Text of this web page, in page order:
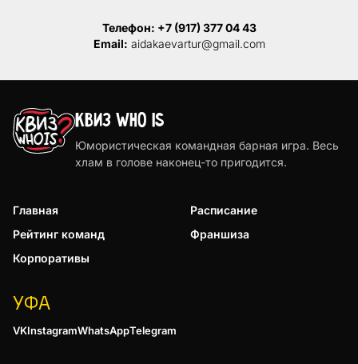
Телефон: +7 (917) 377 04 43
Email: aidakaevartur@gmail.com
КВИЗ WHO IS
Юмористическая командная барная игра. Весь
хлам в голове наконец-то пригодится.
Главная
Расписание
Рейтинг команд
Франшиза
Корпоративы
УФА
VKInstagramWhatsAppTelegram